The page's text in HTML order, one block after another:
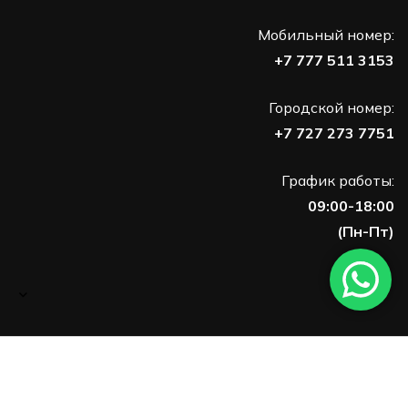
Мобильный номер:
+7 777 511 3153
Городской номер:
+7 727 273 7751
График работы:
09:00-18:00
(Пн-Пт)